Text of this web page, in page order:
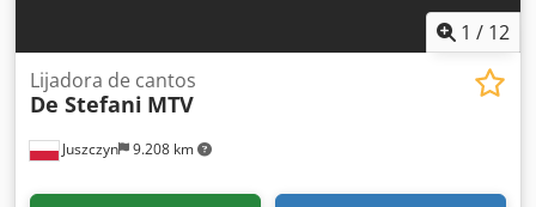
1 / 12
Juszczyn 9.208 km
Lijadora de cantos
De Stefani MTV